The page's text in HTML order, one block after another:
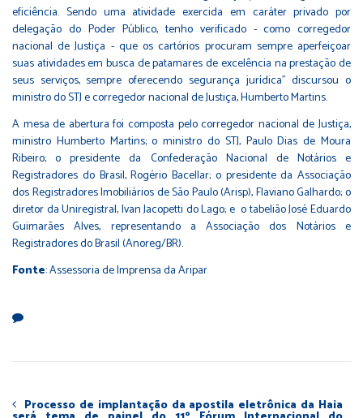
eficiência. Sendo uma atividade exercida em caráter privado por
delegação do Poder Público, tenho verificado - como corregedor
nacional de Justiça - que os cartórios procuram sempre aperfeiçoar
suas atividades em busca de patamares de excelência na prestação de
seus serviços, sempre oferecendo segurança jurídica” discursou o
ministro do STJ e corregedor nacional de Justiça, Humberto Martins.
A mesa de abertura foi composta pelo corregedor nacional de Justiça,
ministro Humberto Martins; o ministro do STJ, Paulo Dias de Moura
Ribeiro; o presidente da Confederação Nacional de Notários e
Registradores do Brasil, Rogério Bacellar; o presidente da Associação
dos Registradores Imobiliários de São Paulo (Arisp), Flaviano Galhardo; o
diretor da Uniregistral, Ivan Jacopetti do Lago; e o tabelião José Eduardo
Guimarães Alves, representando a Associação dos Notários e
Registradores do Brasil (Anoreg/BR).
Fonte: Assessoria de Imprensa da Aripar
Processo de implantação da apostila eletrônica da Haia